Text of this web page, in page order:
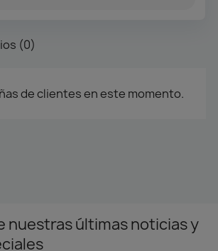
(0)
de clientes en este momento.
nuestras últimas noticias y